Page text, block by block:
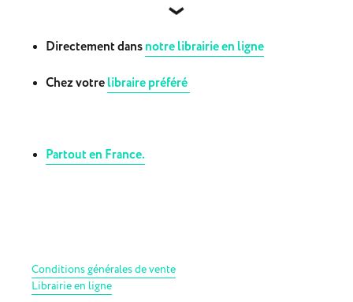
Directement dansnotre librairie en ligne
Chezvotrelibraire préféré
Partout en France.
Conditions générales de vente
Librairie en ligne